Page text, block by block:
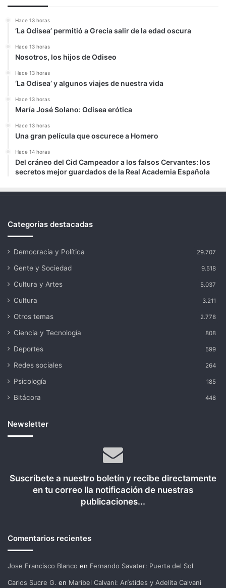
Hace 13 horas
‘La Odisea’ permitió a Grecia salir de la edad oscura
Hace 13 horas
Nosotros, los hijos de Odiseo
Hace 13 horas
‘La Odisea’ y algunos viajes de nuestra vida
Hace 13 horas
María José Solano: Odisea erótica
Hace 13 horas
Una gran película que oscurece a Homero
Hace 14 horas
Del cráneo del Cid Campeador a los falsos Cervantes: los
secretos mejor guardados de la Real Academia Española
Categorías destacadas
Democracia y Política 29.707
Gente y Sociedad 9.518
Cultura y Artes 5.037
Cultura 3.211
Otros temas 2.778
Ciencia y Tecnología 808
Deportes 599
Redes sociales 264
Psicología 185
Bitácora 448
Newsletter
Suscríbete a nuestro boletín y recibe directamente
en tu correo lla notificación de nuestras
publicaciones...
Comentarios recientes
Jose Francisco Blanco en Fernando Savater: Puerta del Sol
Carlos Sucre G. en Maribel Calvani: Arístides y Adelita Calvani